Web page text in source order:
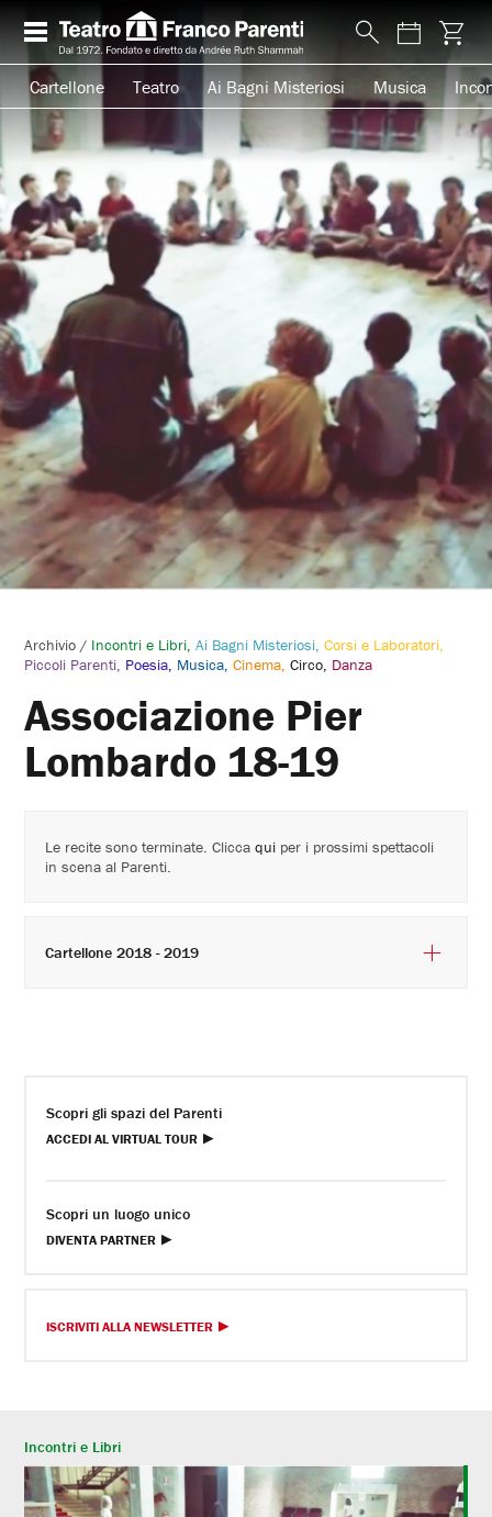
Cartellone Teatro Ai Bagni Misteriosi Musica
Archivio / Incontri e Libri Ai Bagni Misteriosi Corsi e Laboratori
Piccoli Parenti Poesia Musica Cinema Circo Danza
Associazione Pier
Lombardo 18-19
Scopri gli spazi del Parenti
ACCEDI AL VIRTUAL TOUR
Scopri un luogo unico
DIVENTA PARTNER
ISCRIVITI ALLA NEWSLETTER
Le recite sono terminate. Cliccaqui per i prossimi spettacoli
in scena al Parenti.
Cartellone 2018 - 2019
Incontri e Libri